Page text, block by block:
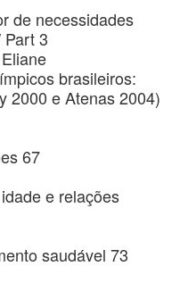
de necessidades
3
brasileiros:
2000 e Atenas 2004)
67
e relações
saudável 73